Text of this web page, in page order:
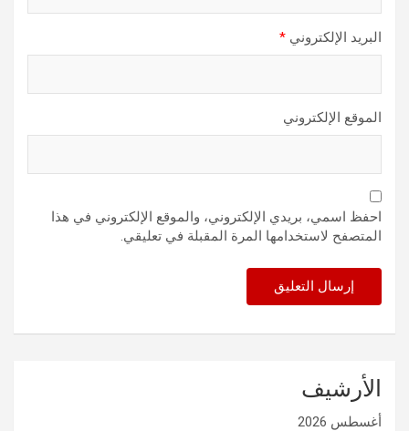
البريد الإلكتروني *
الموقع الإلكتروني
احفظ اسمي، بريدي الإلكتروني، والموقع الإلكتروني في هذا
المتصفح لاستخدامها المرة المقبلة في تعليقي.
الأرشيف
أغسطس 2026